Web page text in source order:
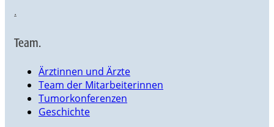
.
Team.
Ärztinnen und Ärzte
Team der Mitarbeiterinnen
Tumorkonferenzen
Geschichte